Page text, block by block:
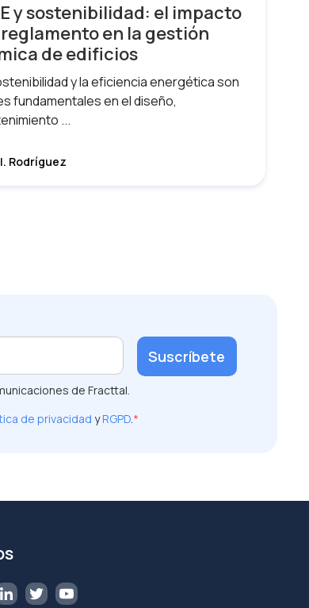
y sostenibilidad: el impacto
en la gestión
de edificios
y la eficiencia energética son
fundamentales en el diseño,
...
Rodríguez
de Fracttal.
de privacidad yRGPD.*